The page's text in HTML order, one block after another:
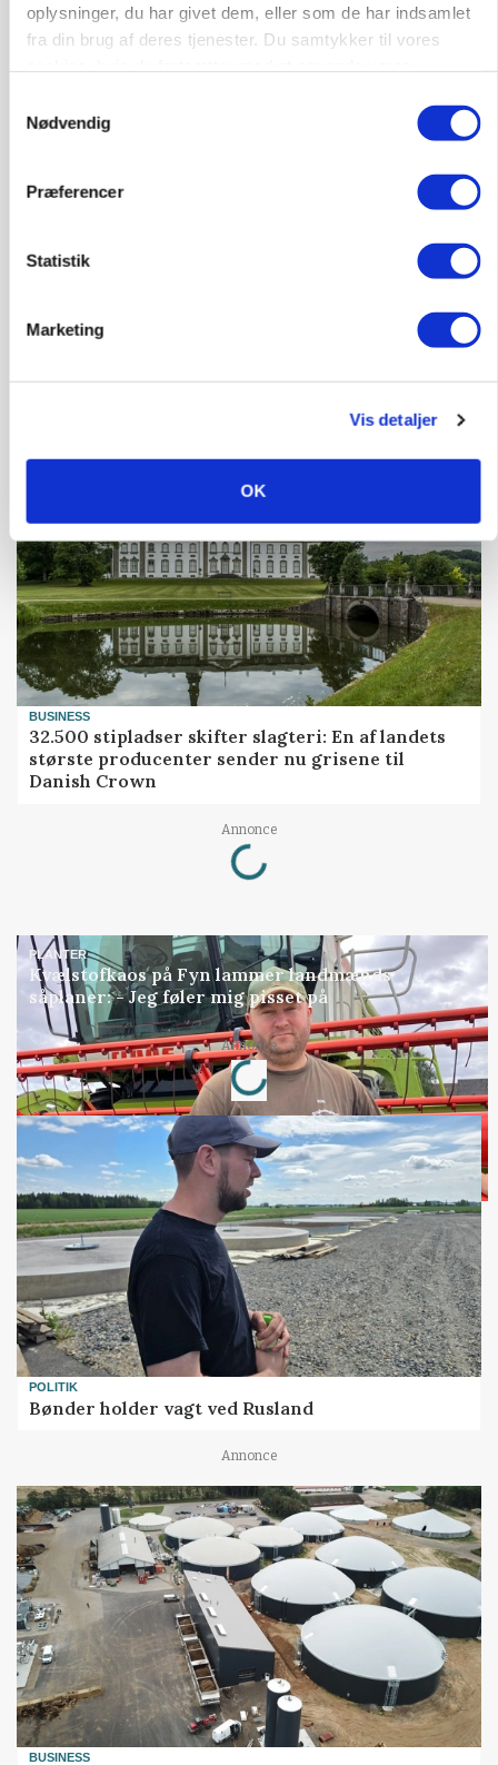
oplysninger, du har givet dem, eller som de har indsamlet
fra din brug af deres tjenester. Du samtykker til vores
Nødvendig
Præferencer
Statistik
Marketing
Vis detaljer
OK
GRISE
Danish Crown slår igen i noteringsstrid: Tysk
gab er 3 kroner – ikke 4,30
MARKED
BUSINESS
32.500 stipladser skifter slagteri: En af landets
største producenter sender nu grisene til
Danish Crown
Annonce
Loading...
PLANTER
Kvælstofkaos på Fyn lammer landmænds
såplaner: - Jeg føler mig pisset på
Annonce
Loading...
POLITIK
Bønder holder vagt ved Rusland
Annonce
BUSINESS